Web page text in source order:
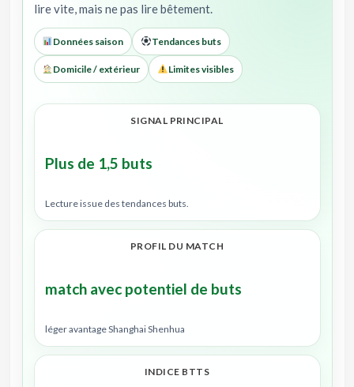
lire vite, mais ne pas lire bêtement.
Données saison Tendances buts
Domicile / extérieur Limites visibles
SIGNAL PRINCIPAL
Plus de 1,5 buts
Lecture issue des tendances buts.
PROFIL DU MATCH
match avec potentiel de buts
léger avantage Shanghai Shenhua
INDICE BTTS